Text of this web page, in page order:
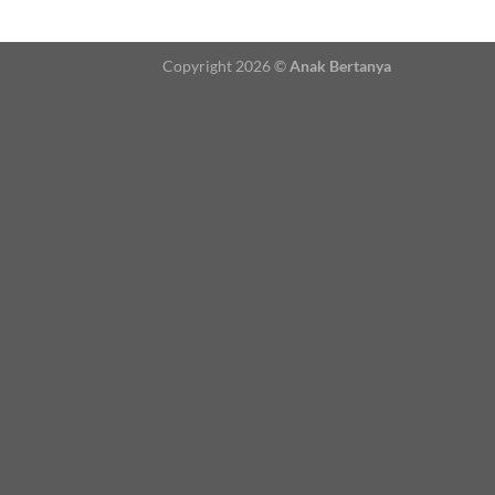
Copyright 2026 ©Anak Bertanya